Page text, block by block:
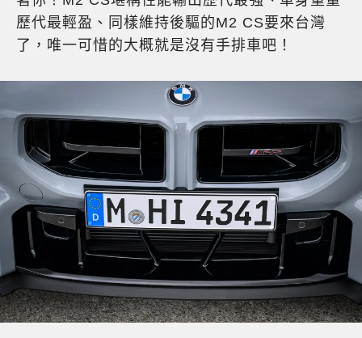
歷代最輕盈、同樣維持後驅的M2 CS要來台灣
了，唯一可惜的大概就是沒有手排車吧！